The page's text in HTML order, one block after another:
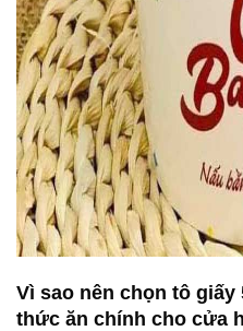
Vì sao nên chọn tô
thức ăn chính cho cửa